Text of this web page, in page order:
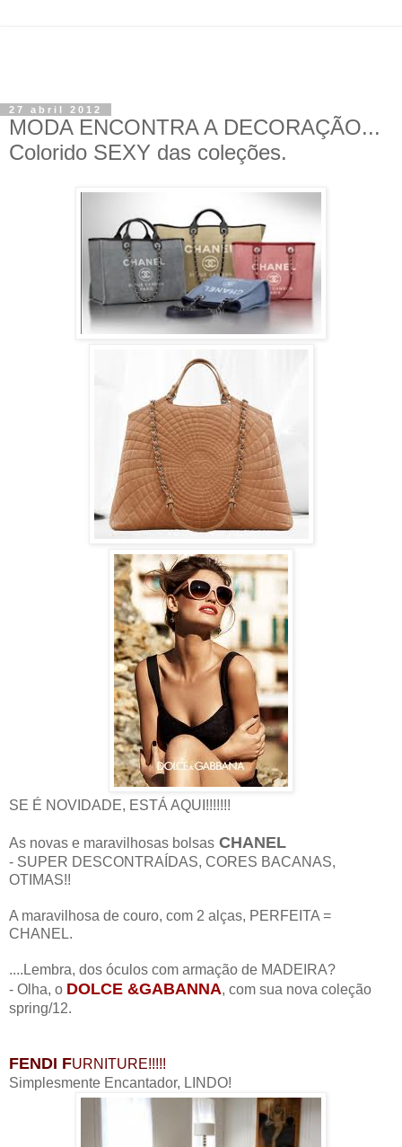
27 abril 2012
MODA ENCONTRA A DECORAÇÃO...
Colorido SEXY das coleções.
SE É NOVIDADE, ESTÁ AQUI!!!!!!!
As novas e maravilhosas bolsas CHANEL
- SUPER DESCONTRAÍDAS, CORES BACANAS,
OTIMAS!!
A maravilhosa de couro, com 2 alças, PERFEITA =
CHANEL.
....Lembra, dos óculos com armação de MADEIRA?
- Olha, o DOLCE &GABANNA, com sua nova coleção
spring/12.
FENDI FURNITURE!!!!!
Simplesmente Encantador, LINDO!